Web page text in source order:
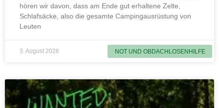
NOT UND OBDACHLOSENHILFE
hören wir davon, dass am Ende gut erhaltene Zelte,
Schlafsäcke, also die gesamte Campingausrüstung von
Leuten
3. August 2026